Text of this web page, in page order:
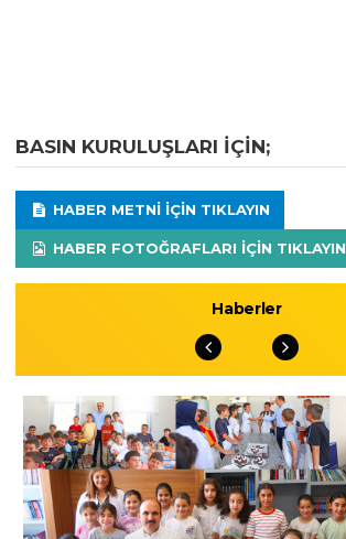
BASIN KURULUŞLARI IÇIN;
HABER METNI IÇIN TIKLAYIN
HABER FOTOĞRAFLARI IÇIN TIKLAYIN
Haberler